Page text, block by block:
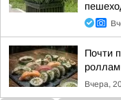
Почти
Вчера,